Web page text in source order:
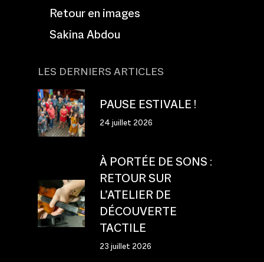
Retour en images
Sakina Abdou
LES DERNIERS ARTICLES
PAUSE ESTIVALE !
24 juillet 2026
À PORTÉE DE SONS :
RETOUR SUR
L’ATELIER DE
DÉCOUVERTE
TACTILE
23 juillet 2026